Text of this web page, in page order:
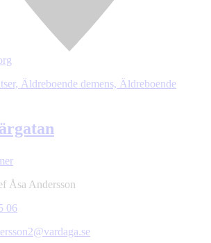
Äldreboende demens, Äldreboende
Åsa Andersson
06